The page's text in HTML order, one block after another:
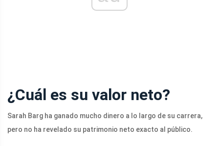
¿Cuál es su valor neto?
Sarah Barg ha ganado mucho dinero a lo largo de su carrera,
pero no ha revelado su patrimonio neto exacto al público.